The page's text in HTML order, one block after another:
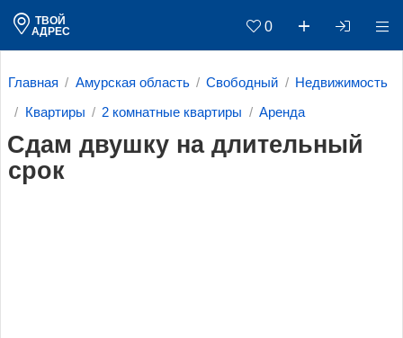
ТВОЙ
АДРЕС
0
Главная Амурская область Свободный Недвижимость
Квартиры 2 комнатные квартиры Аренда
Сдам двушку на длительный
срок